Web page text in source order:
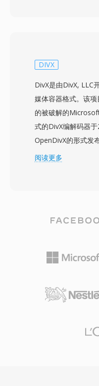
需求的战略举措，因
通过基于Flash的流
输的大量高质量视频
和动态流媒体传输
选项。虽然Flash
起减少了新F4V内
意味着所含媒体流可
DIVX
DivX是由DivX, LLC
媒体容器格式。该
的被破解的
式的DivX编解码器
OpenDivX的形式发
码器基于MPEG-4
标志性格式——当时
节、字幕和备用音
带入数字文件。
持DivX播放。该编
阅读更多